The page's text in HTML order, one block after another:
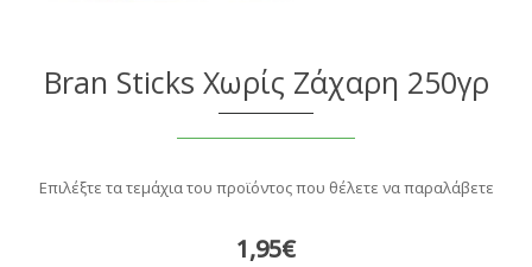
Bran Sticks Χωρίς Ζάχαρη 250γρ
Επιλέξτε τα τεμάχια του προϊόντος που θέλετε να παραλάβετε
1,95€